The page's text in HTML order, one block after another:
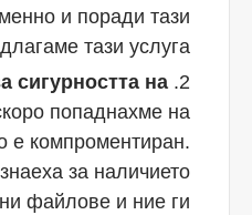
и поради тази
тази услуга.
сигурността на
попаднахме на
е компроментиран.
за наличието
файлове и ние ги